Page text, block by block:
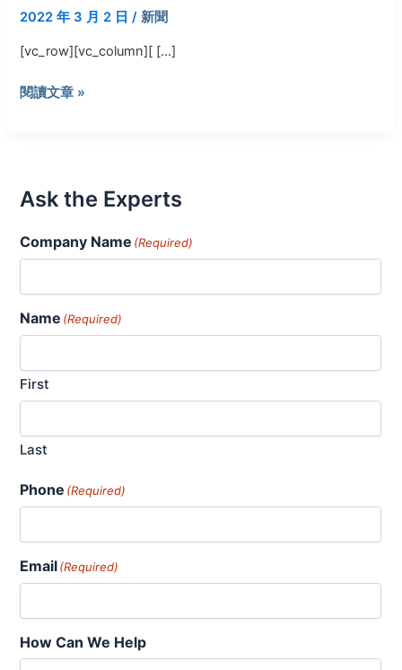
2022 年 3 月 2 日/新聞
[vc_row][vc_column][ […]
有
公
威
閱讀文章 »
Ask the Experts
Company Name (Required)
Name (Required)
First
Last
Phone (Required)
Email(Required)
How Can We Help